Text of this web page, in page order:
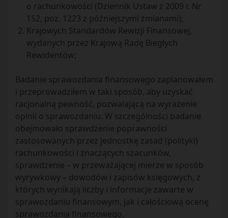
o rachunkowości (Dziennik Ustaw z 2009 r. Nr
152, poz. 1223 z późniejszymi zmianami);
Krajowych Standardów Rewizji Finansowej,
wydanych przez Krajową Radę Biegłych
Rewidentów;
Badanie sprawozdania finansowego zaplanowałem
i przeprowadziłem w taki sposób, aby uzyskać
racjonalną pewność, pozwalającą na wyrażenie
opinii o sprawozdaniu. W szczególności badanie
obejmowało sprawdzenie poprawności
zastosowanych przez jednostkę zasad (polityki)
rachunkowości i znaczących szacunków,
sprawdzenie – w przeważającej mierze w sposób
wyrywkowy – dowodów i zapisów księgowych, z
których wynikają liczby i informacje zawarte w
sprawozdaniu finansowym, jak i całościową ocenę
sprawozdania finansowego.